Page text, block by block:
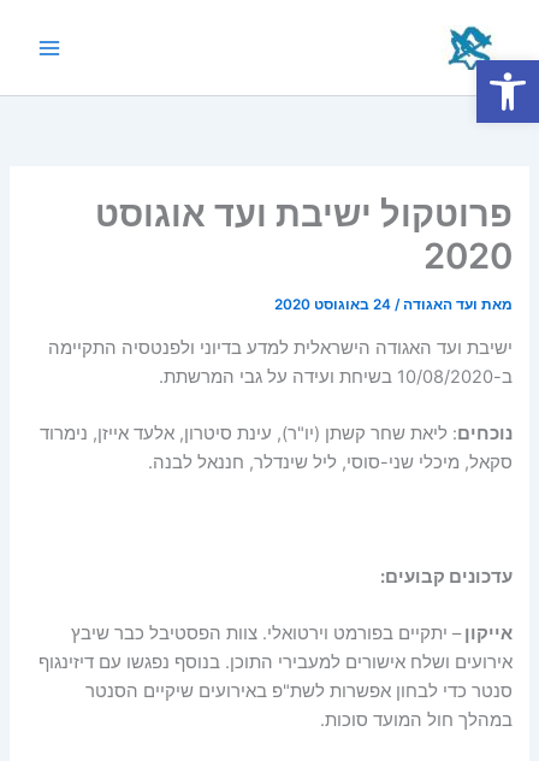
פרוטקול ישיבת ועד אוגוסט
2020
מאת ועד האגודה/24 באוגוסט 2020
ישיבת ועד האגודה הישראלית למדע בדיוני ולפנטסיה התקיימה
ב-10/08/2020 בשיחת ועידה על גבי המרשתת.
נוכחים: ליאת שחר קשתן (יו"ר), עינת סיטרון, אלעד אייזן, נימרוד
סקאל, מיכלי שני-סוסי, ליל שינדלר, חננאל לבנה.
עדכונים קבועים:
אייקון– יתקיים בפורמט וירטואלי. צוות הפסטיבל כבר שיבץ
אירועים ושלח אישורים למעבירי התוכן. בנוסף נפגשו עם דיזינגוף
סנטר כדי לבחון אפשרות לשת"פ באירועים שיקיים הסנטר
במהלך חול המועד סוכות.
פתח סרגל נגישות